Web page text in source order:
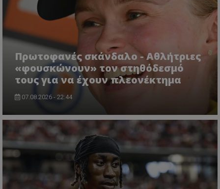
Πρωτοφανές σκάνδαλο - Aθλήτριες
«φουσκώνουν» τον στηθόδεσμό
τους για να έχουν πλεονέκτημα
07.08.2026 - 22:44